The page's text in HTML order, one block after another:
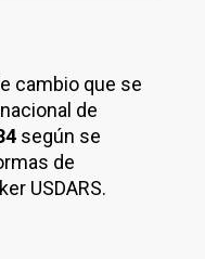
cambio que se
de
según se
de
USDARS.